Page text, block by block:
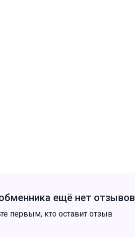
ещё нет отзывов
первым, кто оставит отзыв